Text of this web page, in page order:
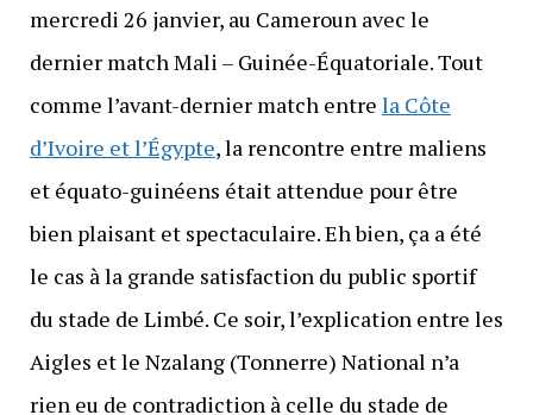
mercredi 26 janvier, au Cameroun avec le
dernier match Mali – Guinée-Équatoriale. Tout
comme l’avant-dernier match entre la Côte
d’Ivoire et l’Égypte, la rencontre entre maliens
et équato-guinéens était attendue pour être
bien plaisant et spectaculaire. Eh bien, ça a été
le cas à la grande satisfaction du public sportif
du stade de Limbé. Ce soir, l’explication entre les
Aigles et le Nzalang (Tonnerre) National n’a
rien eu de contradiction à celle du stade de